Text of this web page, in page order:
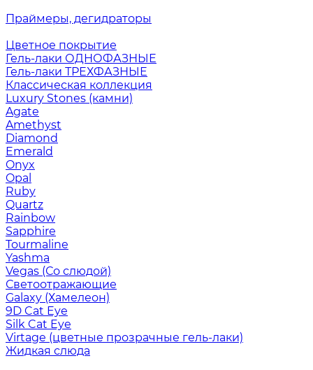
Праймеры, дегидраторы
Цветное покрытие
Гель-лаки ОДНОФАЗНЫЕ
Гель-лаки ТРЕХФАЗНЫЕ
Классическая коллекция
Luxury Stones (камни)
Agate
Amethyst
Diamond
Emerald
Onyx
Opal
Ruby
Quartz
Rainbow
Sapphire
Tourmaline
Yashma
Vegas (Со слюдой)
Светоотражающие
Galaxy (Хамелеон)
9D Cat Eye
Silk Cat Eye
Virtage (цветные прозрачные гель-лаки)
Жидкая слюда